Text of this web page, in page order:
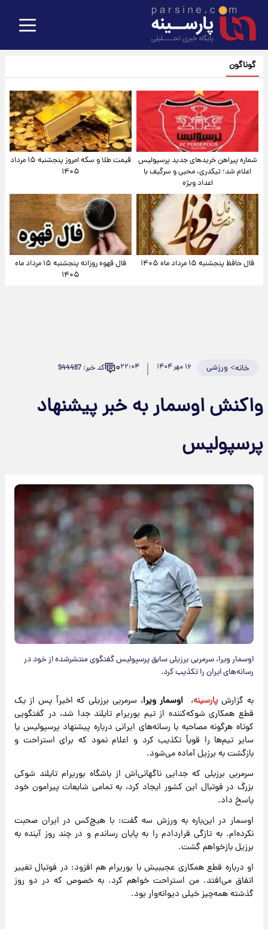
گوناگون
شماره پیراهن خریدهای جدید پرسپولیس
اعلام شد؛ تیکدری، محبی و سرگیف با
اعداد ویژه
قیمت طلا و سکه امروز پنجشنبه ۱۵ مرداد
۱۴۰۵
فال حافظ پنجشنبه ۱۵ مرداد ماه ۱۴۰۵
فال قهوه روزانه پنجشنبه ۱۵ مرداد ماه
۱۴۰۵
خانه> ورزشی ۱۶ مهر ۱۴۰۴ ۲۲:۰۴۰ کد خبر: 944487
واکنش اوسمار به خبر پیشنهاد
پرسپولیس
اوسمار ویرا، سرمربی برزیلی سابق پرسپولیس گفتگوی منتشرشده از خود در
رسانه‌های ایران را تکذیب کرد.
به گزارشپارسینه، اوسمار ویرا، سرمربی برزیلی که اخیراً پس از یک
قطع همکاری شوکه‌کننده از تیم بوریرام تایلند جدا شد، در گفتگویی
کوتاه هرگونه مصاحبه با رسانه‌های ایرانی درباره پیشنهاد پرسپولیس یا
سایر تیم‌ها را قویاً تکذیب کرد و اعلام نمود که برای استراحت و
بازگشت به برزیل آماده می‌شود.
سرمربی برزیلی که جدایی ناگهانی‌اش از باشگاه بوریرام تایلند شوکی
بزرگ در فوتبال این کشور ایجاد کرد، به تمامی شایعات پیرامون خود
پاسخ داد.
اوسمار در این‌باره به ورزش سه گفت: با هیچ‌کس در ایران صحبت
نکرده‌ام. به تازگی قراردادم را به پایان رساندم و در چند روز آینده به
برزیل بازخواهم گشت.
او درباره قطع همکاری عجیبیش با بوریرام هم افزود: در فوتبال تغییر
اتفاق می‌افتد. من استراحت خواهم کرد. به خصوص که در دو روز
گذشته همه‌چیز خیلی دیوانه‌وار بود.